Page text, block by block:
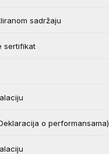
sadržaju
sertifikat
o performansama)